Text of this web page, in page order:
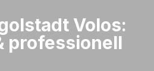
Volos:
professionell​